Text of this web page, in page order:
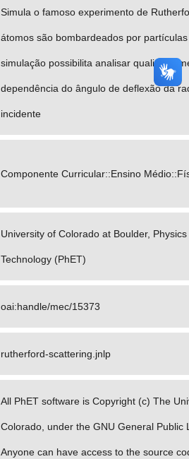
Simula o famoso experimento de
átomos são bombardeados por partículas
simulação possibilita analisar
dependência do ângulo de deflexão da
incidente
Componente Curricular::Ensino
University of Colorado at Boulder,
Technology (PhET)
oai:handle/mec/15373
rutherford-scattering.jnlp
All PhET software is Copyright (c) The
Colorado, under the GNU General Public
Anyone can have access to the source